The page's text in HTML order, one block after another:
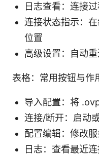
日志查看：连接
连接状态指示：
位置
高级设置：自动
表格：常用按钮与作
导入配置：将
连接/断开：启动
配置编辑：修改
日志：查看最近